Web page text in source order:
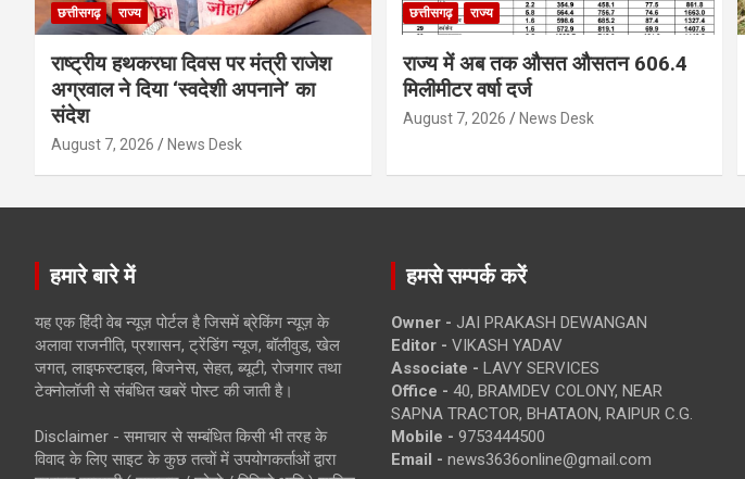
छत्तीसगढ़ राज्य
राष्ट्रीय हथकरघा दिवस पर मंत्री राजेश
अग्रवाल ने दिया ‘स्वदेशी अपनाने’ का
संदेश
August 7, 2026 News Desk
छत्तीसगढ़ राज्य
राज्य में अब तक औसत औसतन 606.4
मिलीमीटर वर्षा दर्ज
August 7, 2026 News Desk
हमारे बारे में
यह एक हिंदी वेब न्यूज़ पोर्टल है जिसमें ब्रेकिंग न्यूज़ के
अलावा राजनीति, प्रशासन, ट्रेंडिंग न्यूज, बॉलीवुड, खेल
जगत, लाइफस्टाइल, बिजनेस, सेहत, ब्यूटी, रोजगार तथा
टेक्नोलॉजी से संबंधित खबरें पोस्ट की जाती है।
Disclaimer - समाचार से सम्बंधित किसी भी तरह के
विवाद के लिए साइट के कुछ तत्वों में उपयोगकर्ताओं द्वारा
हमसे सम्पर्क करें
Owner - JAI PRAKASH DEWANGAN
Editor - VIKASH YADAV
Associate - LAVY SERVICES
Office - 40, BRAMDEV COLONY, NEAR
SAPNA TRACTOR, BHATAON, RAIPUR C.G.
Mobile - 9753444500
Email - news3636online@gmail.com